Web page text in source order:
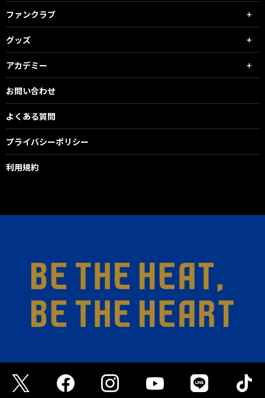
ファンクラブ
グッズ
アカデミー
お問い合わせ
よくある質問
プライバシーポリシー
利用規約